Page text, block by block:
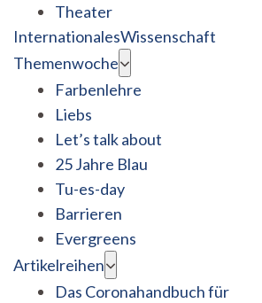
Theater
InternationalesWissenschaft
Themenwoche
Farbenlehre
Liebs
Let’s talk about
25 Jahre Blau
Tu-es-day
Barrieren
Evergreens
Artikelreihen
Das Coronahandbuch für